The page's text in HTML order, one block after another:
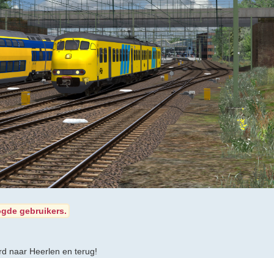
gebruikers.
naar Heerlen en terug!